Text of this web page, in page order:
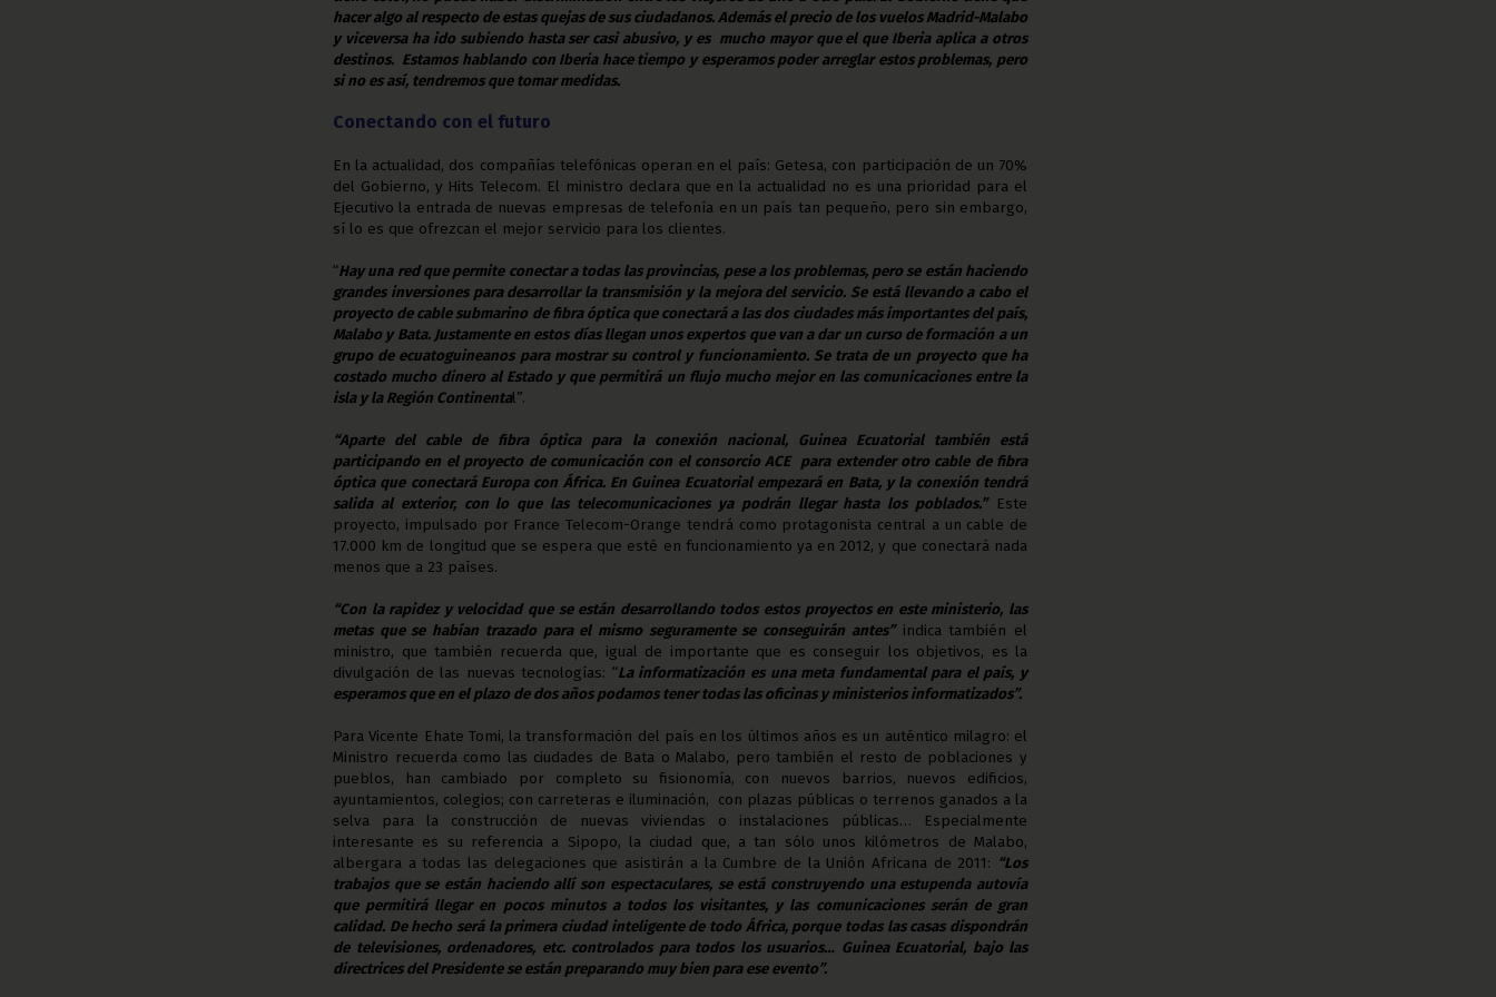
hacer algo al respecto de estas quejas de sus ciudadanos. Además el precio de los vuelos Madrid-Malabo
y viceversa ha ido subiendo hasta ser casi abusivo, y es mucho mayor que el que Iberia aplica a otros
destinos. Estamos hablando con Iberia hace tiempo y esperamos poder arreglar estos problemas, pero
si no es así, tendremos que tomar medidas.
Conectando con el futuro
En la actualidad, dos compañías telefónicas operan en el país: Getesa, con participación de un 70%
del Gobierno, y Hits Telecom. El ministro declara que en la actualidad no es una prioridad para el
Ejecutivo la entrada de nuevas empresas de telefonía en un país tan pequeño, pero sin embargo,
sí lo es que ofrezcan el mejor servicio para los clientes.
“Hay una red que permite conectar a todas las provincias, pese a los problemas, pero se están haciendo
grandes inversiones para desarrollar la transmisión y la mejora del servicio. Se está llevando a cabo el
proyecto de cable submarino de fibra óptica que conectará a las dos ciudades más importantes del país,
Malabo y Bata. Justamente en estos días llegan unos expertos que van a dar un curso de formación a un
grupo de ecuatoguineanos para mostrar su control y funcionamiento. Se trata de un proyecto que ha
costado mucho dinero al Estado y que permitirá un flujo mucho mejor en las comunicaciones entre la
isla y la Región Continental”.
“Aparte del cable de fibra óptica para la conexión nacional, Guinea Ecuatorial también está
participando en el proyecto de comunicación con el consorcio ACE para extender otro cable de fibra
óptica que conectará Europa con África. En Guinea Ecuatorial empezará en Bata, y la conexión tendrá
salida al exterior, con lo que las telecomunicaciones ya podrán llegar hasta los poblados.”Este
proyecto, impulsado por France Telecom-Orange tendrá como protagonista central a un cable de
17.000 km de longitud que se espera que esté en funcionamiento ya en 2012, y que conectará nada
menos que a 23 países.
“Con la rapidez y velocidad que se están desarrollando todos estos proyectos en este ministerio, las
metas que se habían trazado para el mismo seguramente se conseguirán antes”indica también el
ministro, que también recuerda que, igual de importante que es conseguir los objetivos, es la
divulgación de las nuevas tecnologías: “La informatización es una meta fundamental para el país, y
esperamos que en el plazo de dos años podamos tener todas las oficinas y ministerios informatizados”.
Para Vicente Ehate Tomi, la transformación del país en los últimos años es un auténtico milagro: el
Ministro recuerda como las ciudades de Bata o Malabo, pero también el resto de poblaciones y
pueblos, han cambiado por completo su fisionomía, con nuevos barrios, nuevos edificios,
ayuntamientos, colegios; con carreteras e iluminación, con plazas públicas o terrenos ganados a la
selva para la construcción de nuevas viviendas o instalaciones públicas… Especialmente
interesante es su referencia a Sipopo, la ciudad que, a tan sólo unos kilómetros de Malabo,
albergara a todas las delegaciones que asistirán a la Cumbre de la Unión Africana de 2011: “Los
trabajos que se están haciendo allí son espectaculares, se está construyendo una estupenda autovía
que permitirá llegar en pocos minutos a todos los visitantes, y las comunicaciones serán de gran
calidad. De hecho será la primera ciudad inteligente de todo África, porque todas las casas dispondrán
de televisiones, ordenadores, etc. controlados para todos los usuarios… Guinea Ecuatorial, bajo las
directrices del Presidente se están preparando muy bien para ese evento”.